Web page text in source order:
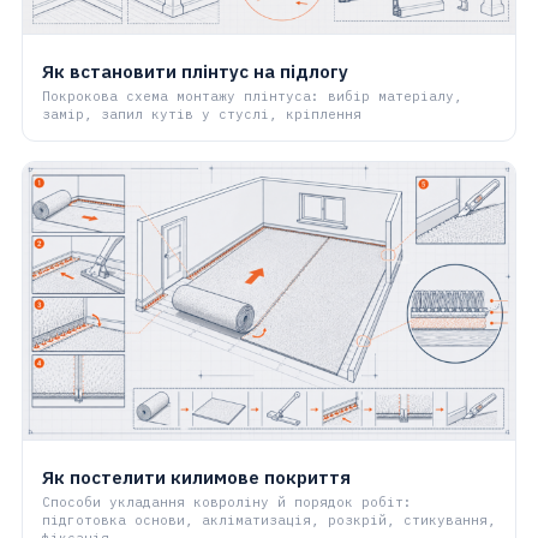
Як встановити плінтус на підлогу
Покрокова схема монтажу плінтуса: вибір матеріалу,
замір, запил кутів у стуслі, кріплення
Як постелити килимове покриття
Способи укладання ковроліну й порядок робіт:
підготовка основи, акліматизація, розкрій, стикування,